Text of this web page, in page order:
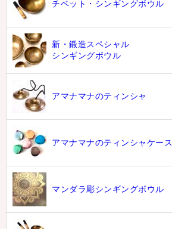
チベット・シンギングボウル
新・鍛造スペシャル
シンギングボウル
アマナマナのティンシャ
アマナマナのティンシャケース
マンダラ彫シンギングボウル